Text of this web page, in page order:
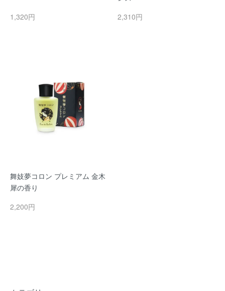
1,320円
2,310円
舞妓夢コロン プレミアム 金木
犀の香り
2,200円